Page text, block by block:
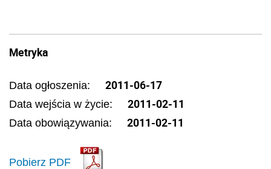
Metryka
Data ogłoszenia: 2011-06-17
Data wejścia w życie: 2011-02-11
Data obowiązywania: 2011-02-11
Pobierz PDF